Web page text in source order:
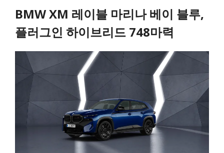
BMW XM 레이블 마리나 베이 블루,
플러그인 하이브리드 748마력